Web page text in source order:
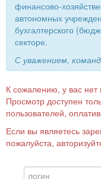
финансово-
автономных
бухгалтерского
секторе.
С уважением,
К сожалению, у вас нет
Просмотр доступен
пользователей,
Если вы являетесь
пожалуйста,